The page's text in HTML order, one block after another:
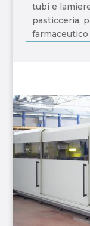
tubi e
pasticceria,